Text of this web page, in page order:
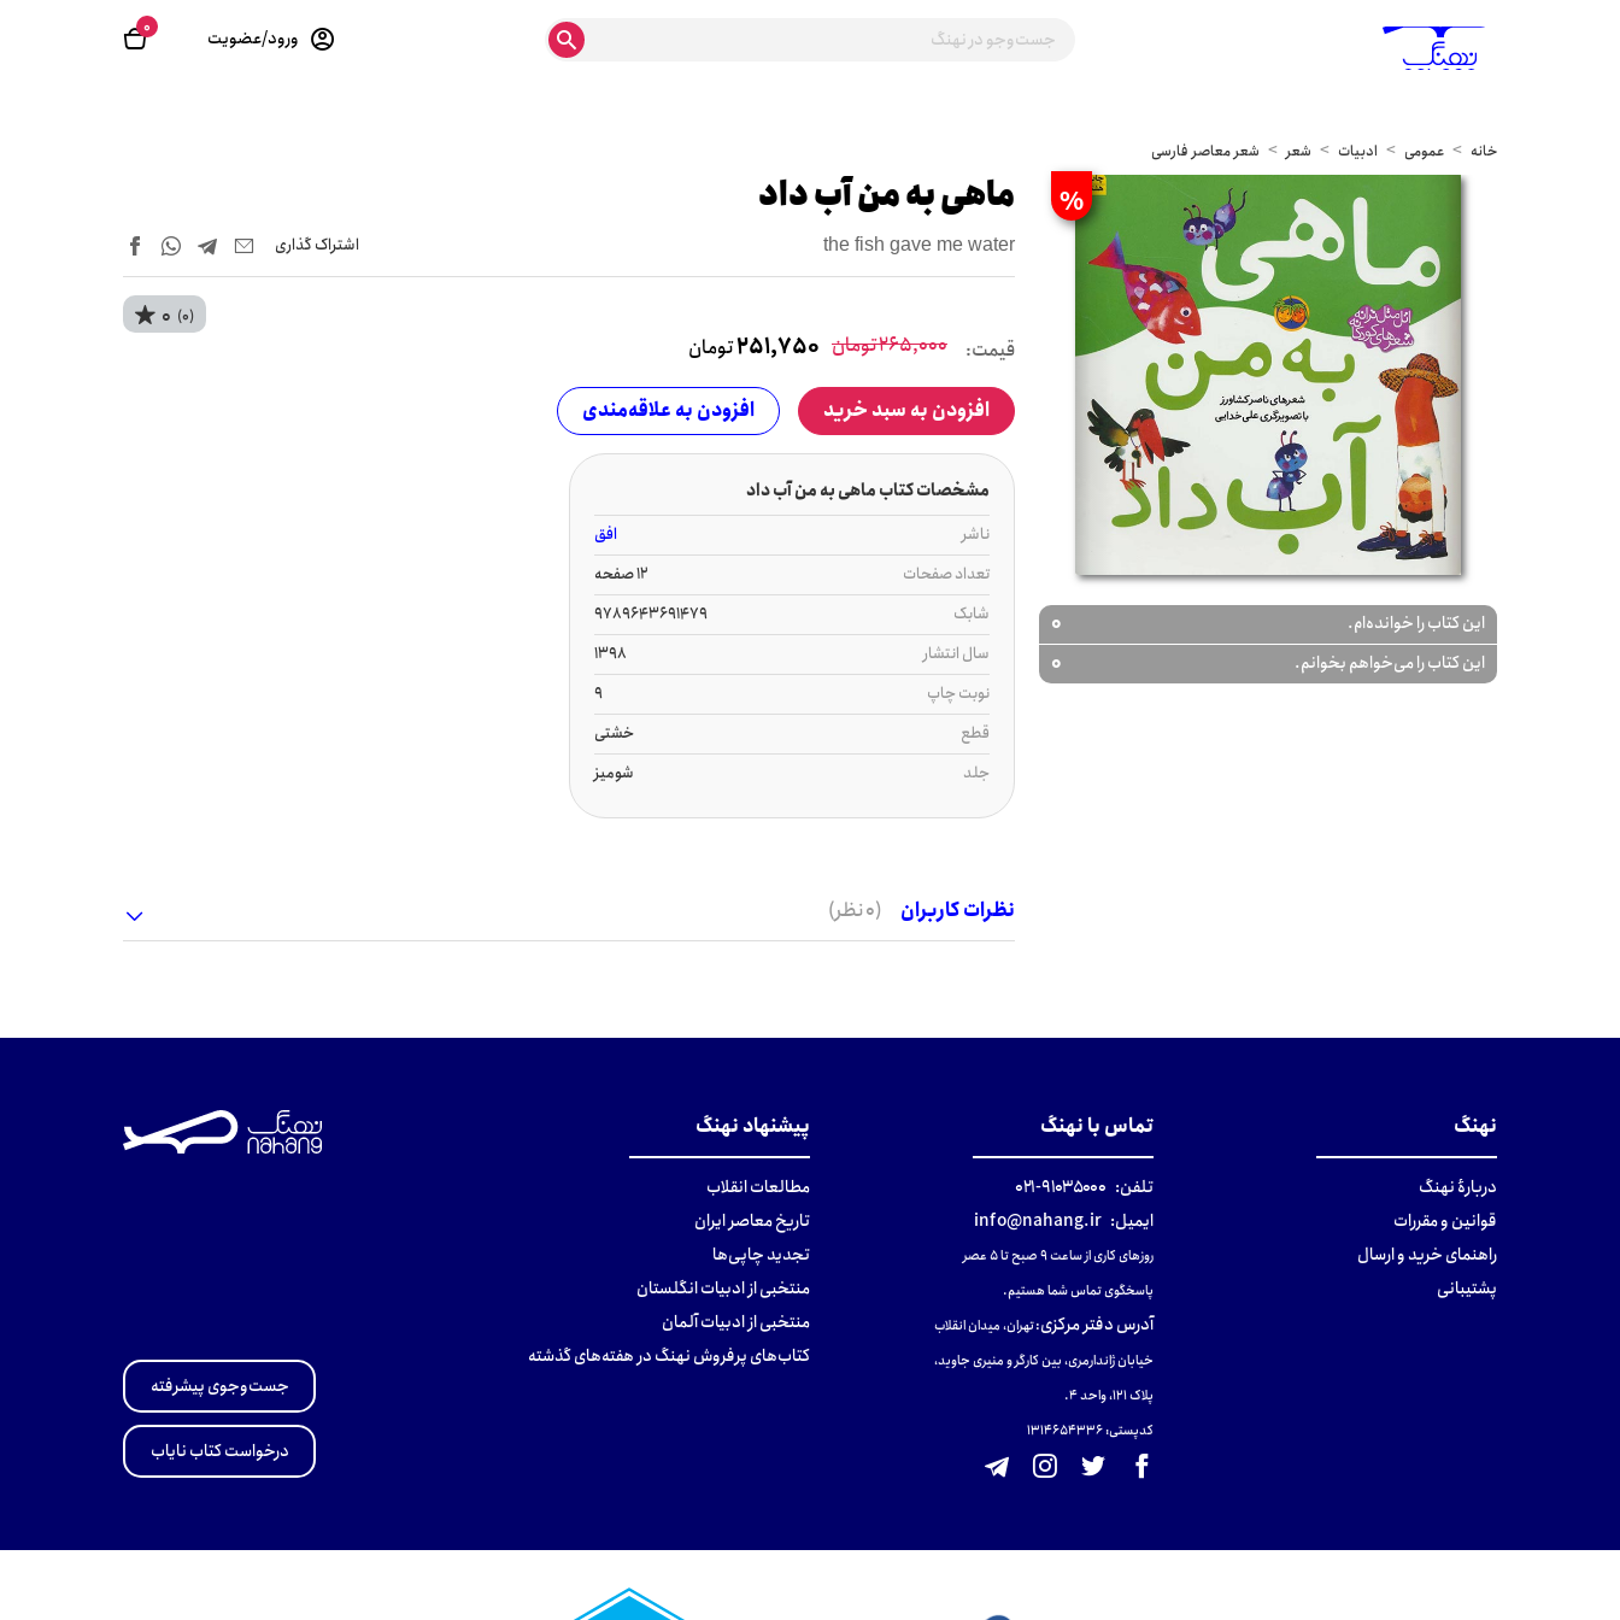
0 ورود/عضویت
خانه عمومی ادبیات شعر شعر معاصر فارسی
%
این کتاب را خوانده‌ام. 0
این کتاب را می‌خواهم بخوانم. 0
ماهی به من آب داد
the fish gave me water اشتراک‌ گذاری
0 (0)
قیمت: 265,000تومان 251,750تومان
افزودن به سبد خرید افزودن به علاقه‌مندی
مشخصات کتاب ماهی به من آب داد
ناشر
افق
تعداد صفحات
12 صفحه
شابک
9789643691479
سال انتشار
1398
نوبت چاپ
9
قطع
خشتی
جلد
شومیز
نظرات کاربران (0 نظر)
نهنگ
دربارهٔ نهنگ
قوانین و مقررات
راهنمای خرید و ارسال
پشتیبانی
تماس با نهنگ
تلفن: ۹۱۰۳۵۰۰۰-۰۲۱
ایمیل: info@nahang.ir
روزهای کاری از ساعت ۹ صبح تا ۵ عصر
پاسخگوی تماس شما هستیم.
آدرس دفتر مرکزی:تهران، میدان انقلاب
خیابان ژاندارمری، بین کارگر و منیری جاوید،
پلاک 121، واحد ۴.
کدپستی: 131465433۶
پیشنهاد نهنگ
مطالعات انقلاب
تاریخ معاصر ایران
تجدید چاپی‌ها
منتخبی از ادبیات انگلستان
منتخبی از ادبیات آلمان
کتاب‌های پرفروش نهنگ در هفته‌های گذشته
جست‌وجوی پیشرفته
درخواست کتاب نایاب